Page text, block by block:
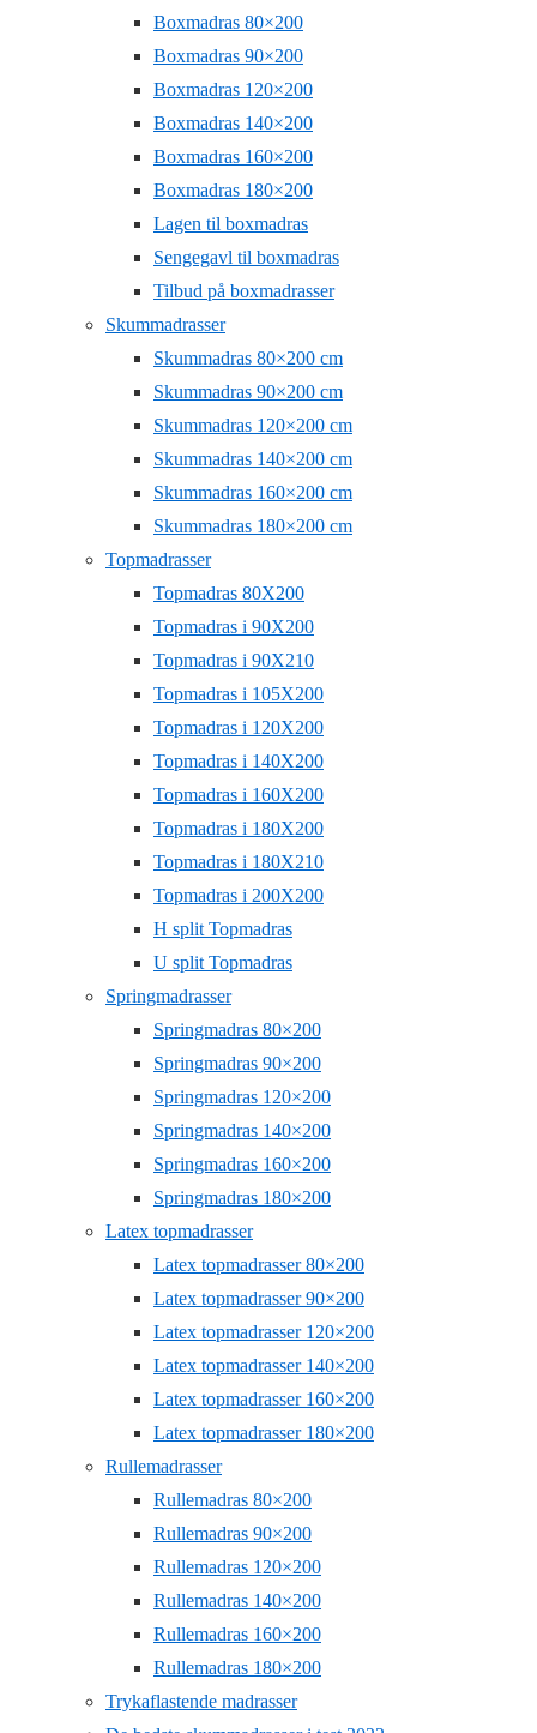
Boxmadras 80×200
Boxmadras 90×200
Boxmadras 120×200
Boxmadras 140×200
Boxmadras 160×200
Boxmadras 180×200
Lagen til boxmadras
Sengegavl til boxmadras
Tilbud på boxmadrasser
Skummadrasser
Skummadras 80×200 cm
Skummadras 90×200 cm
Skummadras 120×200 cm
Skummadras 140×200 cm
Skummadras 160×200 cm
Skummadras 180×200 cm
Topmadrasser
Topmadras 80X200
Topmadras i 90X200
Topmadras i 90X210
Topmadras i 105X200
Topmadras i 120X200
Topmadras i 140X200
Topmadras i 160X200
Topmadras i 180X200
Topmadras i 180X210
Topmadras i 200X200
H split Topmadras
U split Topmadras
Springmadrasser
Springmadras 80×200
Springmadras 90×200
Springmadras 120×200
Springmadras 140×200
Springmadras 160×200
Springmadras 180×200
Latex topmadrasser
Latex topmadrasser 80×200
Latex topmadrasser 90×200
Latex topmadrasser 120×200
Latex topmadrasser 140×200
Latex topmadrasser 160×200
Latex topmadrasser 180×200
Rullemadrasser
Rullemadras 80×200
Rullemadras 90×200
Rullemadras 120×200
Rullemadras 140×200
Rullemadras 160×200
Rullemadras 180×200
Trykaflastende madrasser